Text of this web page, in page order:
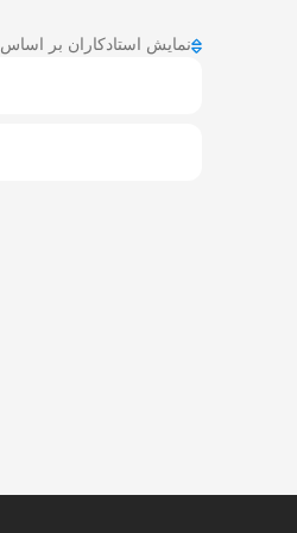
نمایش استادکاران بر اساس